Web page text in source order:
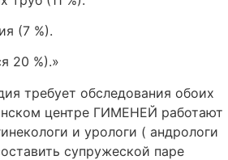
(7 %).
20 %).»
требует обследования обоих
центре ГИМЕНЕЙ работают
и урологи ( андрологи
супружеской паре